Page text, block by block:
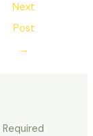
Next
Post
→
Required